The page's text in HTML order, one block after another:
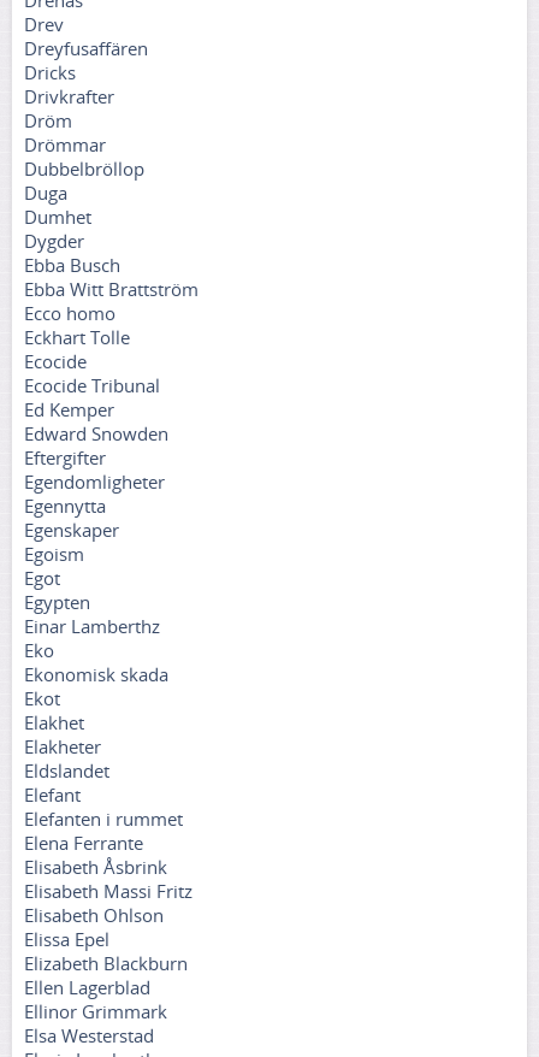
Drev
Dreyfusaffären
Dricks
Drivkrafter
Dröm
Drömmar
Dubbelbröllop
Duga
Dumhet
Dygder
Ebba Busch
Ebba Witt Brattström
Ecco homo
Eckhart Tolle
Ecocide
Ecocide Tribunal
Ed Kemper
Edward Snowden
Eftergifter
Egendomligheter
Egennytta
Egenskaper
Egoism
Egot
Egypten
Einar Lamberthz
Eko
Ekonomisk skada
Ekot
Elakhet
Elakheter
Eldslandet
Elefant
Elefanten i rummet
Elena Ferrante
Elisabeth Åsbrink
Elisabeth Massi Fritz
Elisabeth Ohlson
Elissa Epel
Elizabeth Blackburn
Ellen Lagerblad
Ellinor Grimmark
Elsa Westerstad